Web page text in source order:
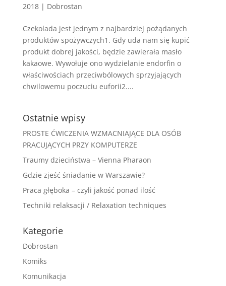
2018| Dobrostan
Czekolada jest jednym z najbardziej pożądanych
produktów spożywczych1. Gdy uda nam się kupić
produkt dobrej jakości, będzie zawierała masło
kakaowe. Wywołuje ono wydzielanie endorfin o
właściwościach przeciwbólowych sprzyjających
chwilowemu poczuciu euforii2....
Ostatnie wpisy
PROSTE ĆWICZENIA WZMACNIAJĄCE DLA OSÓB
PRACUJĄCYCH PRZY KOMPUTERZE
Traumy dzieciństwa – Vienna Pharaon
Gdzie zjeść śniadanie w Warszawie?
Praca głęboka – czyli jakość ponad ilość
Techniki relaksacji / Relaxation techniques
Kategorie
Dobrostan
Komiks
Komunikacja